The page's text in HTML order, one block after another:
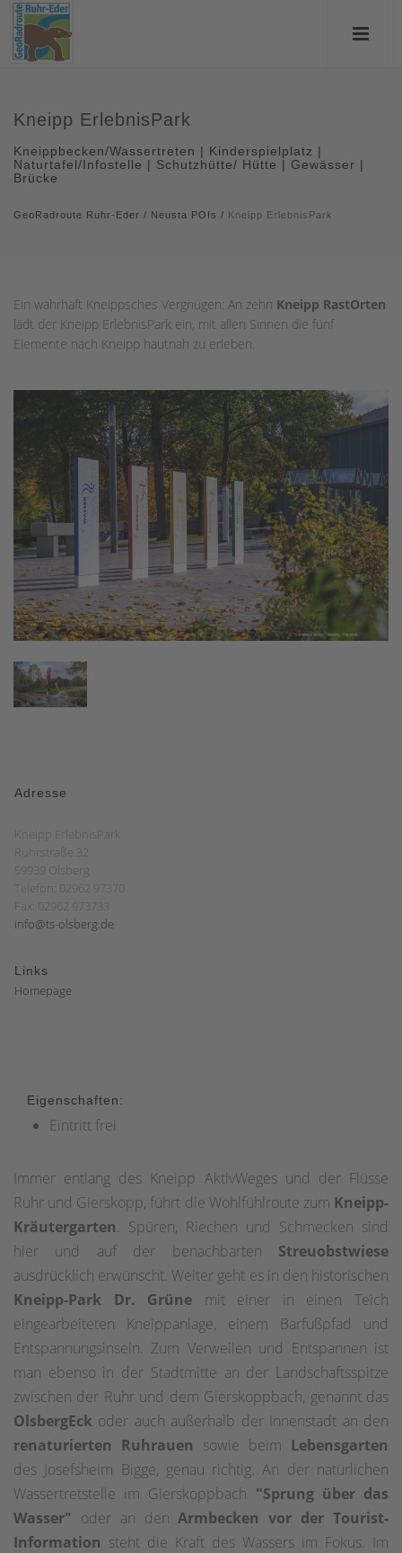
Kneipp ErlebnisPark
Kneippbecken/Wassertreten | Kinderspielplatz |
Naturtafel/Infostelle | Schutzhütte/ Hütte | Gewässer |
Brücke
GeoRadroute Ruhr-Eder / Neusta POIs / Kneipp ErlebnisPark
Ein wahrhaft Kneippsches Vergnügen: An zehn Kneipp RastOrten
lädt der Kneipp ErlebnisPark ein, mit allen Sinnen die fünf
Elemente nach Kneipp hautnah zu erleben.
Adresse
Kneipp ErlebnisPark
Ruhrstraße 32
59939 Olsberg
Telefon: 02962 97370
Fax: 02962 973733
info@ts-olsberg.de
Links
Homepage
Eigenschaften:
Eintritt frei
Immer entlang des Kneipp AktivWeges und der Flüsse
Ruhr und Gierskopp, führt die Wohlfühlroute zum Kneipp-
Kräutergarten. Spüren, Riechen und Schmecken sind
hier und auf der benachbarten Streuobstwiese
ausdrücklich erwünscht. Weiter geht es in den historischen
Kneipp-Park Dr. Grüne mit einer in einen Teich
eingearbeiteten Kneippanlage, einem Barfußpfad und
Entspannungsinseln. Zum Verweilen und Entspannen ist
man ebenso in der Stadtmitte an der Landschaftsspitze
zwischen der Ruhr und dem Gierskoppbach, genannt das
OlsbergEck oder auch außerhalb der Innenstadt an den
renaturierten Ruhrauen sowie beim Lebensgarten
des Josefsheim Bigge, genau richtig. An der natürlichen
Wassertretstelle im Gierskoppbach "Sprung über das
Wasser" oder an denArmbecken vor der Tourist-
Information steht die Kraft des Wassers im Fokus. Im